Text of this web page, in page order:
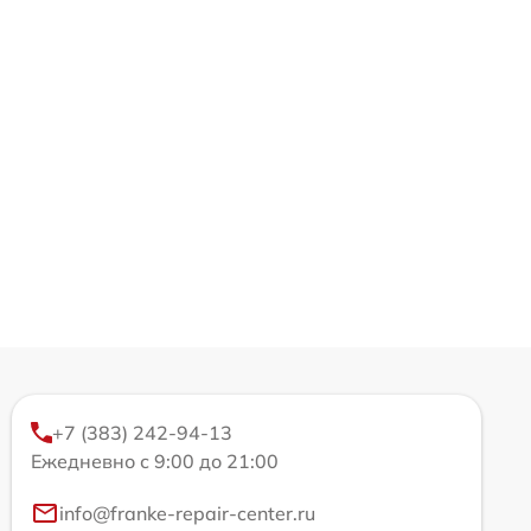
+7 (383) 242-94-13
Ежедневно с 9:00 до 21:00
info@franke-repair-center.ru